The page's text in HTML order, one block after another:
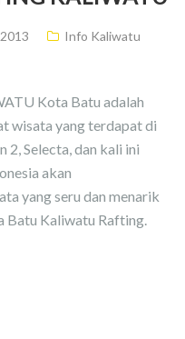
Info Kaliwatu
Kota Batu adalah
wisata yang terdapat di
2, Selecta, dan kali ini
akan
yang seru dan menarik
Batu Kaliwatu Rafting.